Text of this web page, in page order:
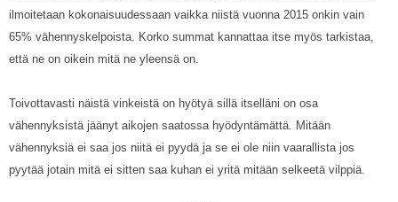
ilmoitetaan kokonaisuudessaan vaikka niistä vuonna 2015 onkin vain
65% vähennyskelpoista. Korko summat kannattaa itse myös tarkistaa,
että ne on oikein mitä ne yleensä on.
Toivottavasti näistä vinkeistä on hyötyä sillä itselläni on osa
vähennyksistä jäänyt aikojen saatossa hyödyntämättä. Mitään
vähennyksiä ei saa jos niitä ei pyydä ja se ei ole niin vaarallista jos
pyytää jotain mitä ei sitten saa kuhan ei yritä mitään selkeetä vilppiä.